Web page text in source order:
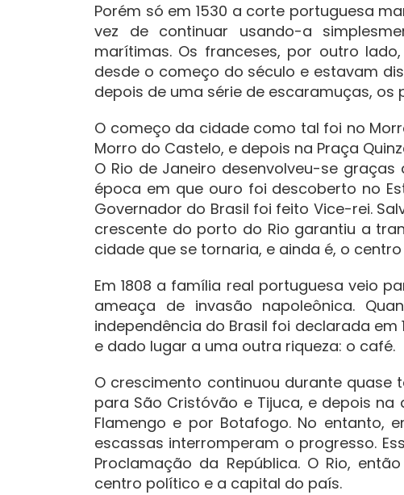
Porém só em 1530 a corte portuguesa
vez de continuar usando-a
marítimas. Os franceses, por outro
desde o começo do século e estavam
depois de uma série de escaramuças,
O começo da cidade como tal foi no
Morro do Castelo, e depois na Praça
O Rio de Janeiro desenvolveu-se
época em que ouro foi descoberto no
Governador do Brasil foi feito Vice-rei.
crescente do porto do Rio garantiu a
cidade que se tornaria, e ainda é, o
Em 1808 a família real portuguesa veio
ameaça de invasão napoleônica.
independência do Brasil foi declarada em
e dado lugar a uma outra riqueza: o café.
O crescimento continuou durante quase
para São Cristóvão e Tijuca, e depois
Flamengo e por Botafogo. No entanto,
escassas interromperam o progresso.
Proclamação da República. O Rio,
centro político e a capital do país.